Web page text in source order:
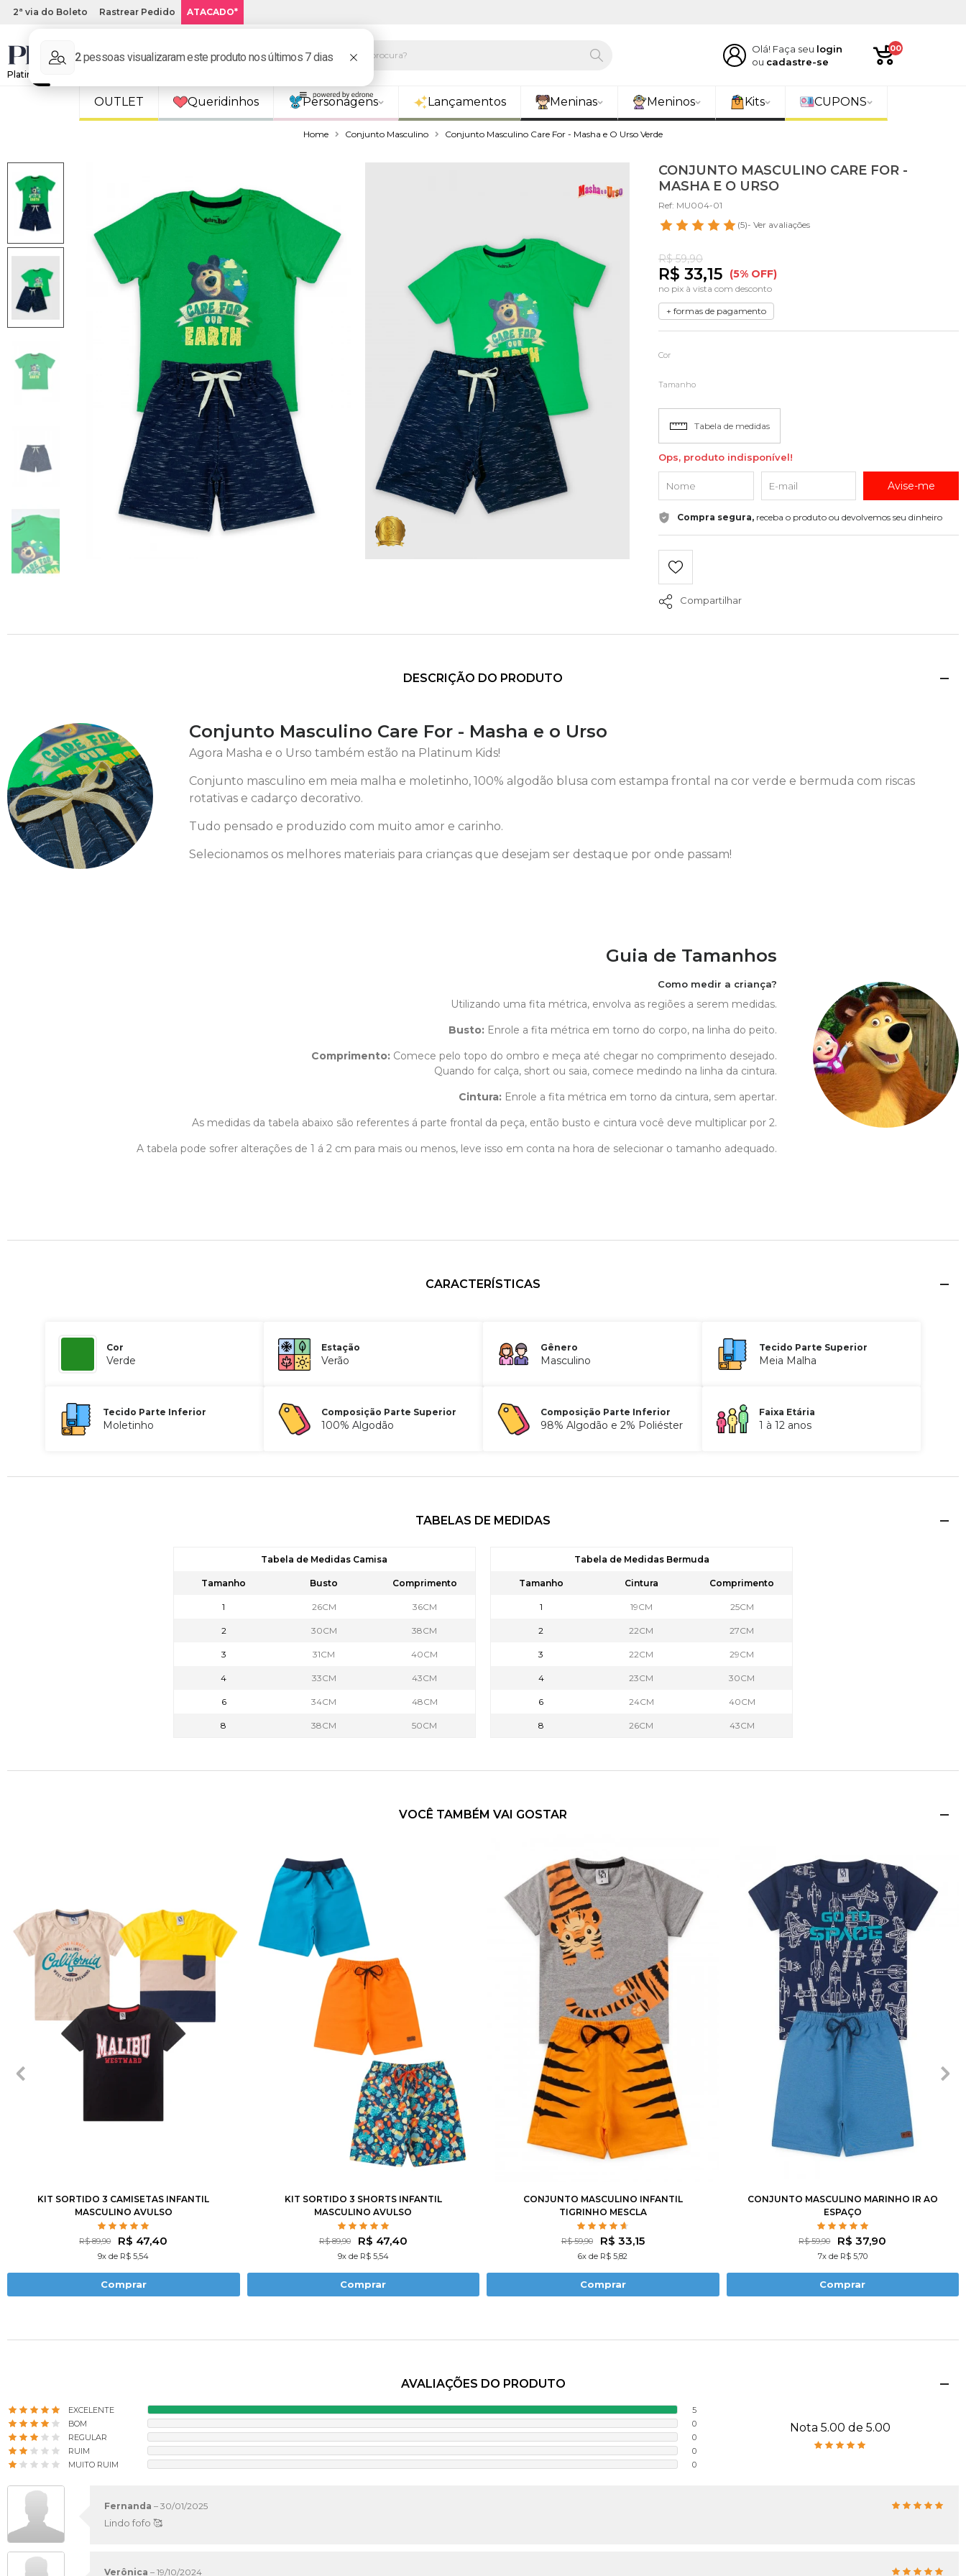
2ª via do Boleto Rastrear Pedido ATACADO*
Platinum Kids: Loja de roupa infantil online.
Olá! Faça seu login
ou cadastre-se
00
OUTLET Queridinhos Personagens Lançamentos Meninas Meninos Kits CUPONS
Home Conjunto Masculino Conjunto Masculino Care For - Masha e O Urso Verde
CONJUNTO MASCULINO CARE FOR -
MASHA E O URSO
Ref: MU004-01
(5)- Ver avaliações
R$ 59,90
R$ 33,15 (5% OFF)
no pix à vista com desconto
+ formas de pagamento
Cor
Tamanho
Tabela de medidas
Ops, produto indisponível!
Avise-me
Compra segura, receba o produto ou devolvemos seu dinheiro
Compartilhar
DESCRIÇÃO DO PRODUTO
Conjunto Masculino Care For - Masha e o Urso
Agora Masha e o Urso também estão na Platinum Kids!
Conjunto masculino em meia malha e moletinho, 100% algodão blusa com estampa frontal na cor verde e bermuda com riscas
rotativas e cadarço decorativo.
Tudo pensado e produzido com muito amor e carinho.
Selecionamos os melhores materiais para crianças que desejam ser destaque por onde passam!
Guia de Tamanhos
Como medir a criança?
Utilizando uma fita métrica, envolva as regiões a serem medidas.
Busto: Enrole a fita métrica em torno do corpo, na linha do peito.
Comprimento: Comece pelo topo do ombro e meça até chegar no comprimento desejado.
Quando for calça, short ou saia, comece medindo na linha da cintura.
Cintura: Enrole a fita métrica em torno da cintura, sem apertar.
As medidas da tabela abaixo são referentes á parte frontal da peça, então busto e cintura você deve multiplicar por 2.
A tabela pode sofrer alterações de 1 á 2 cm para mais ou menos, leve isso em conta na hora de selecionar o tamanho adequado.
CARACTERÍSTICAS
Cor
Verde
Estação
Verão
Gênero
Masculino
Tecido Parte Superior
Meia Malha
Tecido Parte Inferior
Moletinho
Composição Parte Superior
100% Algodão
Composição Parte Inferior
98% Algodão e 2% Poliéster
Faixa Etária
1 à 12 anos
TABELAS DE MEDIDAS
Tabela de Medidas Camisa
Tamanho Busto Comprimento
1 26CM 36CM
2 30CM 38CM
3 31CM 40CM
4 33CM 43CM
6 34CM 48CM
8 38CM 50CM
Tabela de Medidas Bermuda
Tamanho Cintura Comprimento
1 19CM 25CM
2 22CM 27CM
3 22CM 29CM
4 23CM 30CM
6 24CM 40CM
8 26CM 43CM
VOCÊ TAMBÉM VAI GOSTAR
KIT SORTIDO 3 CAMISETAS INFANTIL
MASCULINO AVULSO
R$ 89,90 R$ 47,40
9x de R$ 5,54
Comprar
8 10
KIT SORTIDO 3 SHORTS INFANTIL
MASCULINO AVULSO
R$ 89,90 R$ 47,40
9x de R$ 5,54
Comprar
CONJUNTO MASCULINO INFANTIL
TIGRINHO MESCLA
R$ 59,90 R$ 33,15
6x de R$ 5,82
Comprar
CONJUNTO MASCULINO MARINHO IR AO
ESPAÇO
R$ 59,90 R$ 37,90
7x de R$ 5,70
Comprar
AVALIAÇÕES DO PRODUTO
EXCELENTE
5
BOM
0
REGULAR
0
RUIM
0
MUITO RUIM
0
Nota 5.00 de 5.00
Fernanda – 30/01/2025
Lindo fofo 🥰
Verônica – 19/10/2024